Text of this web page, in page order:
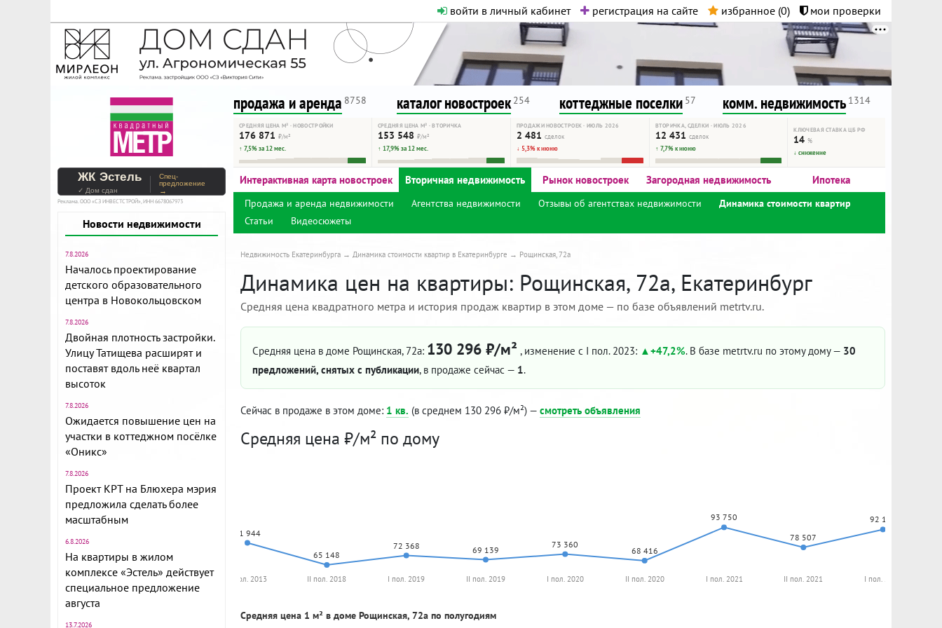
войти в личный кабинет регистрация на сайте избранное (0) мои проверки
На Метре реклама - только нормальная. Никакого шок-контента.
Помогайте независимому ресурсу, как он помогает вам. Удачи!
продажа и аренда 8758 каталог новостроек 254 коттеджные поселки 57 комм. недвижимость 1314
СРЕДНЯЯ ЦЕНА М² · НОВОСТРОЙКИ
176 871 ₽/м²
↑ 7,5% за 12 мес.
СРЕДНЯЯ ЦЕНА М² · ВТОРИЧКА
153 548 ₽/м²
↑ 17,9% за 12 мес.
ПРОДАЖИ НОВОСТРОЕК · ИЮЛЬ 2026
2 481 сделок
↓ 5,3% к июню
ВТОРИЧКА, СДЕЛКИ · ИЮЛЬ 2026
12 431 сделок
↑ 7,7% к июню
КЛЮЧЕВАЯ СТАВКА ЦБ РФ
14%
↓ снижение
ЖК Эстель
✓ Дом сдан
Спец-
предложение
→
Реклама. ООО «СЗ ИНВЕСТСТРОЙ», ИНН 6678067973
Новости недвижимости
7.8.2026
Началось проектирование
детского образовательного
центра в Новокольцовском
7.8.2026
Двойная плотность застройки.
Улицу Татищева расширят и
поставят вдоль неё квартал
высоток
7.8.2026
Ожидается повышение цен на
участки в коттеджном посёлке
«Оникс»
7.8.2026
Проект КРТ на Блюхера мэрия
предложила сделать более
масштабным
6.8.2026
На квартиры в жилом
комплексе «Эстель» действует
специальное предложение
августа
13.7.2026
Интерактивная карта новостроек Вторичная недвижимость Рынок новостроек Загородная недвижимость Ипотека
Продажа и аренда недвижимости Агентства недвижимости Отзывы об агентствах недвижимости
Динамика стоимости квартир
Статьи
Видеосюжеты
Недвижимость Екатеринбурга Динамика стоимости квартир в Екатеринбурге Рощинская, 72а
Динамика цен на квартиры: Рощинская, 72а, Екатеринбург
Средняя цена квадратного метра и история продаж квартир в этом доме — по базе объявлений metrtv.ru.
Средняя цена в доме Рощинская, 72а: 130 296 ₽/м² , изменение с I пол. 2023: +47,2%. В базе metrtv.ru по этому дому — 30
предложений, снятых с публикации, в продаже сейчас — 1.
Сейчас в продаже в этом доме: 1 кв. (в среднем 130 296 ₽/м²) — смотреть объявления
Средняя цена ₽/м² по дому
81 944
65 148
72 368 69 139
73 360
68 416
93 750
78 507
92 152
II пол. 2013 II пол. 2018 I пол. 2019 II пол. 2019 I пол. 2020 II пол. 2020 I пол. 2021 II пол. 2021 I пол. 2022
Средняя цена 1 м² в доме Рощинская, 72а по полугодиям